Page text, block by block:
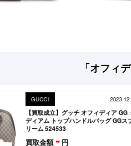
「オフィ
GUCCI
【買取成立】グッチ オフィディア GG
ディアム トップハンドルバッグ GGス
リーム 524533
買取金額- 円